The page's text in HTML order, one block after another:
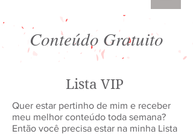
Conteúdo Gratuito
Lista VIP
Quer estar pertinho de mim e receber
meu melhor conteúdo toda semana?
Então você precisa estar na minha Lista